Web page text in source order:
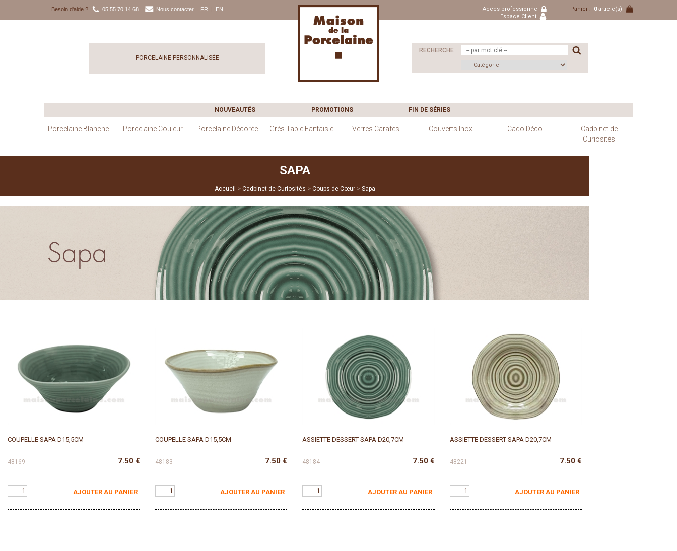
Besoin d'aide ? 05 55 70 14 68 Nous contacter FR | EN
Accès professionnel
Espace Client
Panier : 0article(s)
RECHERCHE
PORCELAINE PERSONNALISÉE
NOUVEAUTÉS PROMOTIONS FIN DE SÉRIES
Porcelaine Blanche Porcelaine Couleur Porcelaine Décorée Grès Table Fantaisie Verres Carafes Couverts Inox Cado Déco
Cadbinet de
Curiosités
SAPA
Accueil > Cadbinet de Curiosités > Coups de Cœur > Sapa
COUPELLE SAPA D15,5CM
48169 7.50 €
AJOUTER AU PANIER
COUPELLE SAPA D15,5CM
48183 7.50 €
AJOUTER AU PANIER
ASSIETTE DESSERT SAPA D20,7CM
48184 7.50 €
AJOUTER AU PANIER
ASSIETTE DESSERT SAPA D20,7CM
48221 7.50 €
AJOUTER AU PANIER